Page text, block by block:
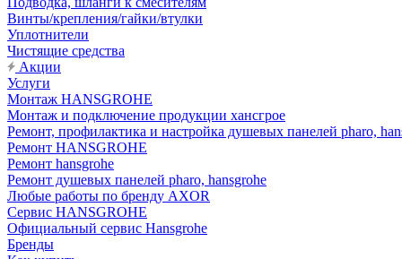
Винты/крепления/гайки/втулки
Уплотнители
Чистящие средства
Акции
Услуги
Монтаж HANSGROHE
Монтаж и подключение продукции хансгрое
Ремонт, профилактика и настройка душевых панелей pharo,
Ремонт HANSGROHE
Ремонт hansgrohe
Ремонт душевых панелей pharo, hansgrohe
Любые работы по бренду AXOR
Сервис HANSGROHE
Официальный сервис Hansgrohe
Бренды